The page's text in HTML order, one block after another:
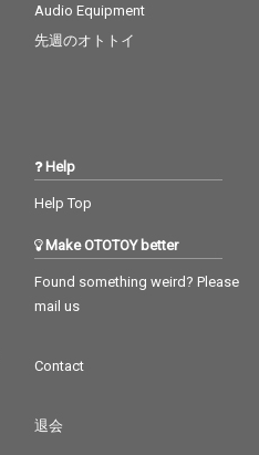
Audio Equipment
先週のオトトイ
Help
Help Top
Make OTOTOY better
Found something weird? Please
mail us
Contact
退会